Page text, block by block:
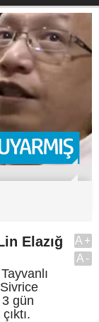
Elazığ
gün
A+
A-